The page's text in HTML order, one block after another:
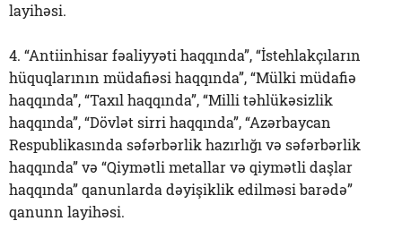
layihəsi.
4. “Antiinhisar fəaliyyəti haqqında”, “İstehlakçıların
hüquqlarının müdafiəsi haqqında”, “Mülki müdafiə
haqqında”, “Taxıl haqqında”, “Milli təhlükəsizlik
haqqında”, “Dövlət sirri haqqında”, “Azərbaycan
Respublikasında səfərbərlik hazırlığı və səfərbərlik
haqqında” və “Qiymətli metallar və qiymətli daşlar
haqqında” qanunlarda dəyişiklik edilməsi barədə”
qanunn layihəsi.